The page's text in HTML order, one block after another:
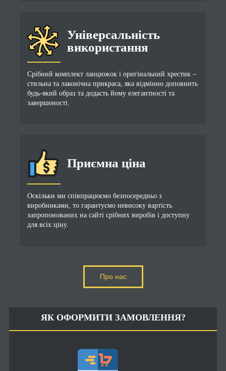
Універсальність
використання
Срібний комплект ланцюжок і оригінальний хрестик –
стильна та лаконічна прикраса, яка відмінно доповнить
будь-який образ та додасть йому елегантності та
завершеності.
Приємна ціна
Оскільки ми співпрацюємо безпосередньо з
виробниками, то гарантуємо невисоку вартість
запропонованих на сайті срібних виробів і доступну
для всіх ціну.
Про нас
ЯК ОФОРМИТИ ЗАМОВЛЕННЯ?